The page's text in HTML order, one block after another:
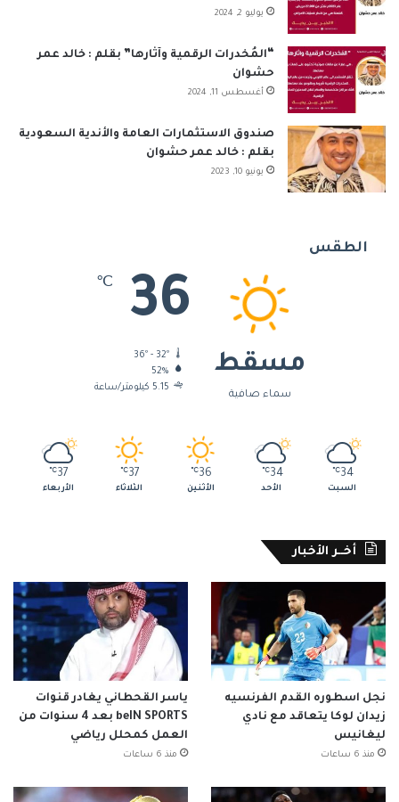
يوليو 2, 2024
“المُخدرات الرقمية وآثارها” بقلم : خالد عمر
حشوان
أغسطس 11, 2024
صندوق الاستثمارات العامة والأندية السعودية
بقلم : خالد عمر حشوان
يونيو 10, 2023
الطقس
مسقط
سماء صافية
36
℃
36º - 32º
52%
5.15 كيلومتر/ساعة
34
℃
السبت
34
℃
الأحد
36
℃
الأثنين
37
℃
الثلاثاء
37
℃
الأربعاء
أخــر الأخبار
نجل اسطوره القدم الفرنسيه
زيدان لوكا يتعاقد مع نادي
ليغانيس
منذ 6 ساعات
ياسر القحطاني يغادر قنوات
beIN SPORTS بعد 4 سنوات من
العمل كمحلل رياضي
منذ 6 ساعات